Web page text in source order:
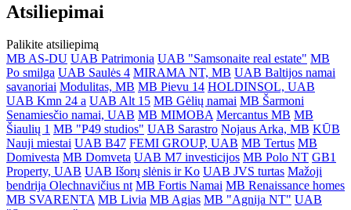
Atsiliepimai
Palikite atsiliepimą
MB AS-DU UAB Patrimonia UAB "Samsonaite real estate" MB
Po smilga UAB Saulės 4 MIRAMA NT, MB UAB Baltijos namai
savanoriai Modulitas, MB MB Pievu 14 HOLDINSOL, UAB
UAB Kmn 24 a UAB Alt 15 MB Gėlių namai MB Šarmoni
Senamiesčio namai, UAB MB MIMOBA Mercantus MB MB
Šiaulių 1 MB "P49 studios" UAB Sarastro Nojaus Arka, MB KŪB
Nauji miestai UAB B47 FEMI GROUP, UAB MB Tertus MB
Domivesta MB Domveta UAB M7 investicijos MB Polo NT GB1
Property, UAB UAB Išorų slėnis ir Ko UAB JVS turtas Mažoji
bendrija Olechnavičius nt MB Fortis Namai MB Renaissance homes
MB SVARENTA MB Livia MB Agias MB "Agnija NT" UAB